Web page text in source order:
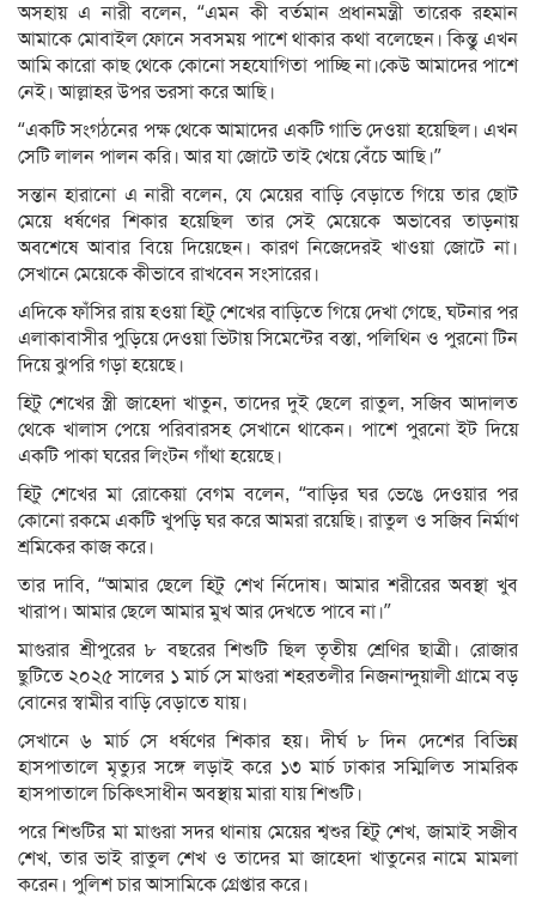
অসহায় এ নারী বলেন, “এমন কী বর্তমান প্রধানমন্ত্রী তারেক রহমান
আমাকে মোবাইল ফোনে সবসময় পাশে থাকার কথা বলেছেন। কিন্তু এখন
আমি কারো কাছ থেকে কোনো সহযোগিতা পাচ্ছি না।কেউ আমাদের পাশে
নেই। আল্লাহর উপর ভরসা করে আছি।
“একটি সংগঠনের পক্ষ থেকে আমাদের একটি গাভি দেওয়া হয়েছিল। এখন
সেটি লালন পালন করি। আর যা জোটে তাই খেয়ে বেঁচে আছি।”
সন্তান হারানো এ নারী বলেন, যে মেয়ের বাড়ি বেড়াতে গিয়ে তার ছোট
মেয়ে ধর্ষণের শিকার হয়েছিল তার সেই মেয়েকে অভাবের তাড়নায়
অবশেষে আবার বিয়ে দিয়েছেন। কারণ নিজেদেরই খাওয়া জোটে না।
সেখানে মেয়েকে কীভাবে রাখবেন সংসারের।
এদিকে ফাঁসির রায় হওয়া হিটু শেখের বাড়িতে গিয়ে দেখা গেছে, ঘটনার পর
এলাকাবাসীর পুড়িয়ে দেওয়া ভিটায় সিমেন্টের বস্তা, পলিথিন ও পুরনো টিন
দিয়ে ঝুপরি গড়া হয়েছে।
হিটু শেখের স্ত্রী জাহেদা খাতুন, তাদের দুই ছেলে রাতুল, সজিব আদালত
থেকে খালাস পেয়ে পরিবারসহ সেখানে থাকেন। পাশে পুরনো ইট দিয়ে
একটি পাকা ঘরের লিংটন গাঁথা হয়েছে।
হিটু শেখের মা রোকেয়া বেগম বলেন, “বাড়ির ঘর ভেঙে দেওয়ার পর
কোনো রকমে একটি খুপড়ি ঘর করে আমরা রয়েছি। রাতুল ও সজিব নির্মাণ
শ্রমিকের কাজ করে।
তার দাবি, “আমার ছেলে হিটু শেখ র্নিদোষ। আমার শরীরের অবস্থা খুব
খারাপ। আমার ছেলে আমার মুখ আর দেখতে পাবে না।”
মাগুরার শ্রীপুরের ৮ বছরের শিশুটি ছিল তৃতীয় শ্রেণির ছাত্রী। রোজার
ছুটিতে ২০২৫ সালের ১ মার্চ সে মাগুরা শহরতলীর নিজনান্দুয়ালী গ্রামে বড়
বোনের স্বামীর বাড়ি বেড়াতে যায়।
সেখানে ৬ মার্চ সে ধর্ষণের শিকার হয়। দীর্ঘ ৮ দিন দেশের বিভিন্ন
হাসপাতালে মৃত্যুর সঙ্গে লড়াই করে ১৩ মার্চ ঢাকার সম্মিলিত সামরিক
হাসপাতালে চিকিৎসাধীন অবস্থায় মারা যায় শিশুটি।
পরে শিশুটির মা মাগুরা সদর থানায় মেয়ের শ্বশুর হিটু শেখ, জামাই সজীব
শেখ, তার ভাই রাতুল শেখ ও তাদের মা জাহেদা খাতুনের নামে মামলা
করেন। পুলিশ চার আসামিকে গ্রেপ্তার করে।